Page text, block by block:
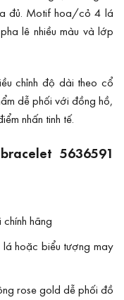
đủ. Motif hoa/cỏ 4 lá
lê nhiều màu và lớp
chỉnh độ dài theo cổ
dễ phối với đồng hồ,
nhấn tinh tế.
5636591
hãng
hoặc biểu tượng may
rose gold dễ phối đồ